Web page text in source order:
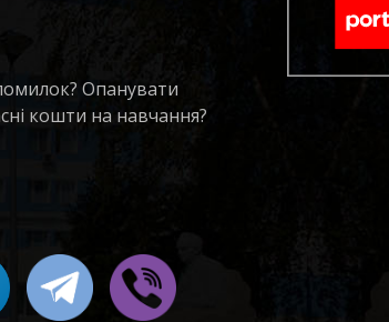
Опанувати
кошти на навчання?